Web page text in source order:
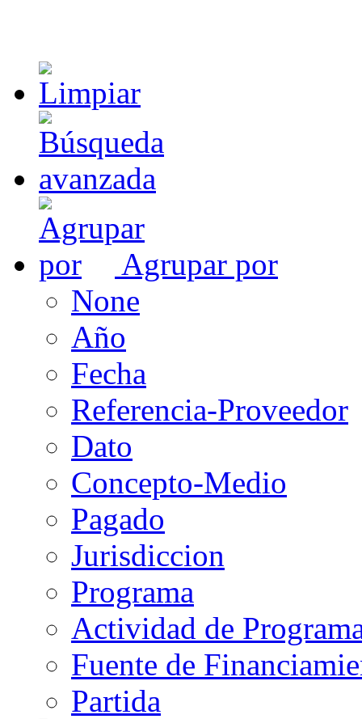
Agrupar por
None
Año
Fecha
Referencia-Proveedor
Dato
Concepto-Medio
Pagado
Jurisdiccion
Programa
Actividad de
Fuente de
Partida